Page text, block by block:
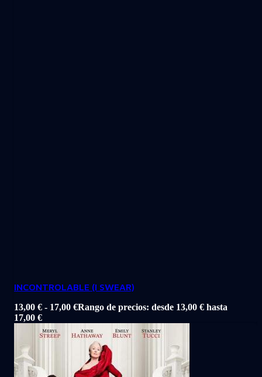
INCONTROLABLE (I SWEAR)
13,00 € - 17,00 €Rango de precios: desde 13,00 € hasta
17,00 €